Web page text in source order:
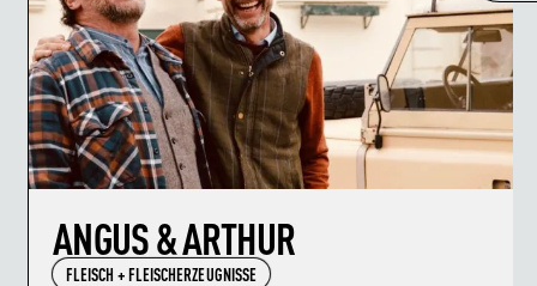
ANGUS & ARTHUR
FLEISCH + FLEISCHERZEUGNISSE